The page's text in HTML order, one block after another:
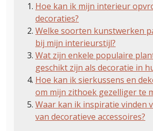
Hoe kan ik mijn interieur
decoraties?
Welke soorten kunstwerken
bij mijn interieurstijl?
Wat zijn enkele populaire
geschikt zijn als decoratie in
Hoe kan ik sierkussens en
om mijn zithoek gezelliger te
Waar kan ik inspiratie vinden
van decoratieve accessoires?